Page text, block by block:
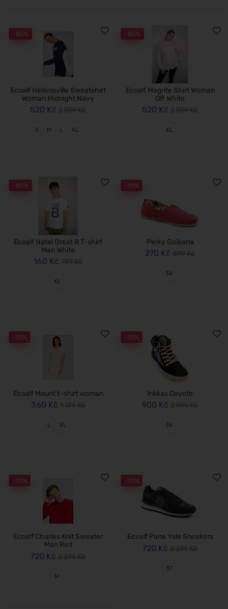
-80%
Ecoalf Hellensville Sweatshirt
Woman Midnight Navy
520 Kč 2 599 Kč
S M L XL
-80%
Ecoalf Magrite Shirt Woman
Off White
520 Kč 2 599 Kč
XL
-80%
Ecoalf Natal Great B T-shirt
Man White
160 Kč 799 Kč
XL
-70%
Perky Goibana
270 Kč 899 Kč
36
-70%
Ecoalf Mount t-shirt woman
360 Kč 1 199 Kč
L XL
-70%
Inkkas Coyote
900 Kč 2 999 Kč
36
-70%
Ecoalf Charles Knit Sweater
Man Red
720 Kč 2 399 Kč
M
-70%
Ecoalf Pana Yale Sneakers
720 Kč 2 399 Kč
37